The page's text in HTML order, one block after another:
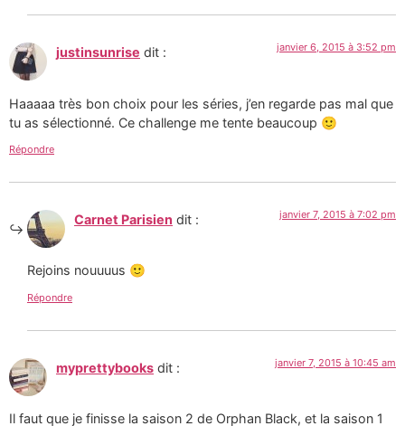
justinsunrise dit : janvier 6, 2015 à 3:52 pm
Haaaaa très bon choix pour les séries, j’en regarde pas mal que
tu as sélectionné. Ce challenge me tente beaucoup 🙂
Répondre
Carnet Parisien dit : janvier 7, 2015 à 7:02 pm
Rejoins nouuuus 🙂
Répondre
myprettybooks dit : janvier 7, 2015 à 10:45 am
Il faut que je finisse la saison 2 de Orphan Black, et la saison 1